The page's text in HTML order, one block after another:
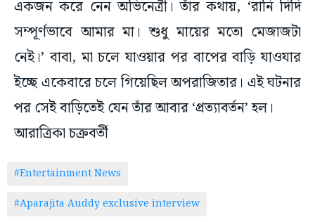
একজন করে নেন অভিনেত্রী। তাঁর কথায়, ‘রানি দিদি
সম্পূর্ণভাবে আমার মা। শুধু মায়ের মতো মেজাজটা
নেই।’ বাবা, মা চলে যাওয়ার পর বাপের বাড়ি যাওযার
ইচ্ছে একেবারে চলে গিয়েছিল অপরাজিতার। এই ঘটনার
পর সেই বাড়িতেই যেন তাঁর আবার ‘প্রত্যাবর্তন’ হল।
আরাত্রিকা চক্রবর্তী
#Entertainment News
#Aparajita Auddy exclusive interview